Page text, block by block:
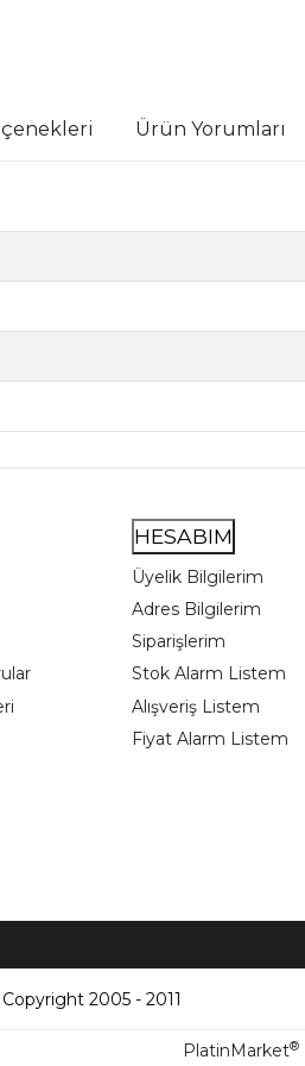
Ürün Yorumları
HESABIM
Üyelik Bilgilerim
Adres Bilgilerim
Siparişlerim
Stok Alarm Listem
Alışveriş Listem
Fiyat Alarm Listem
2005 - 2011
PlatinMarket®